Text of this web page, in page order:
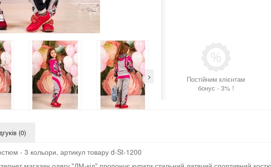
>
Постійним клієнтам
бонус - 3% !
(0)
- 3 кольори, артикул товару d-St-1200